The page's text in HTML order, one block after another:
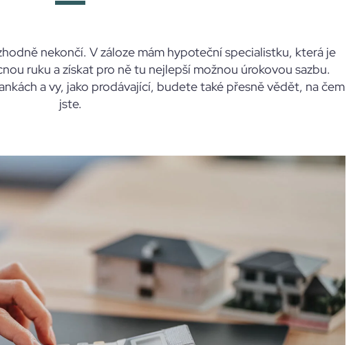
nekončí. V záloze mám hypoteční specialistku, která je
ruku a získat pro ně tu nejlepší možnou úrokovou sazbu.
a vy, jako prodávající, budete také přesně vědět, na čem
jste.